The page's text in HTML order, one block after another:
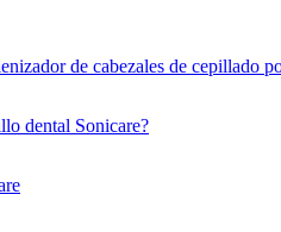
de cabezales de cepillado
dental Sonicare?